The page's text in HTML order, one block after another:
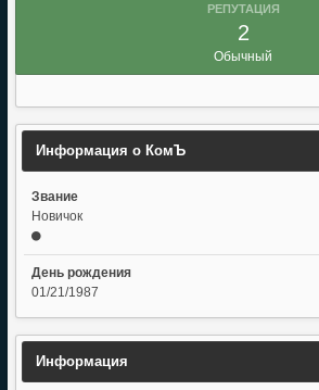
РЕПУТАЦИЯ
2
Обычный
Информация о КомЪ
Звание
Новичок
День рождения
01/21/1987
Информация